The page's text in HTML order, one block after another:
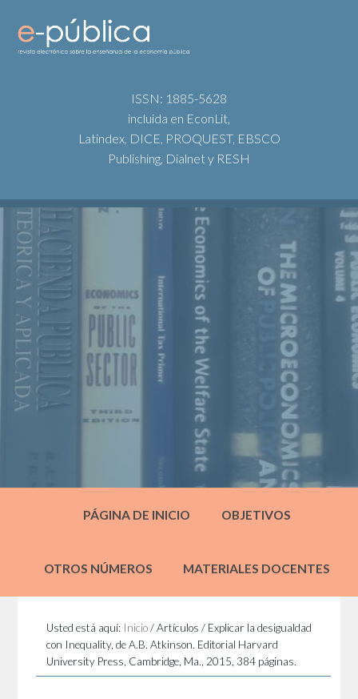
ISSN: 1885-5628
incluida en EconLit,
Latindex, DICE, PROQUEST, EBSCO
Publishing, Dialnet y RESH
PÁGINA DE INICIO OBJETIVOS
OTROS NÚMEROS MATERIALES DOCENTES
Usted está aquí: Inicio /Artículos/ Explicar la desigualdad
con Inequality, de A.B. Atkinson. Editorial Harvard
University Press, Cambridge, Ma., 2015, 384 páginas.